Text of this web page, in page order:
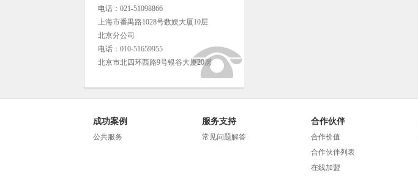
电话：021-51098866
上海市番禺路1028号数娱大厦10层
北京分公司
电话：010-51659955
北京市北四环西路9号银谷大厦20层
成功案例
公共服务
服务支持
常见问题解答
合作伙伴
合作价值
合作伙伴列表
在线加盟